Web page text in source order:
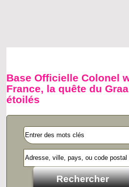
Base Officielle Colonel
France, la quête du
étoilés